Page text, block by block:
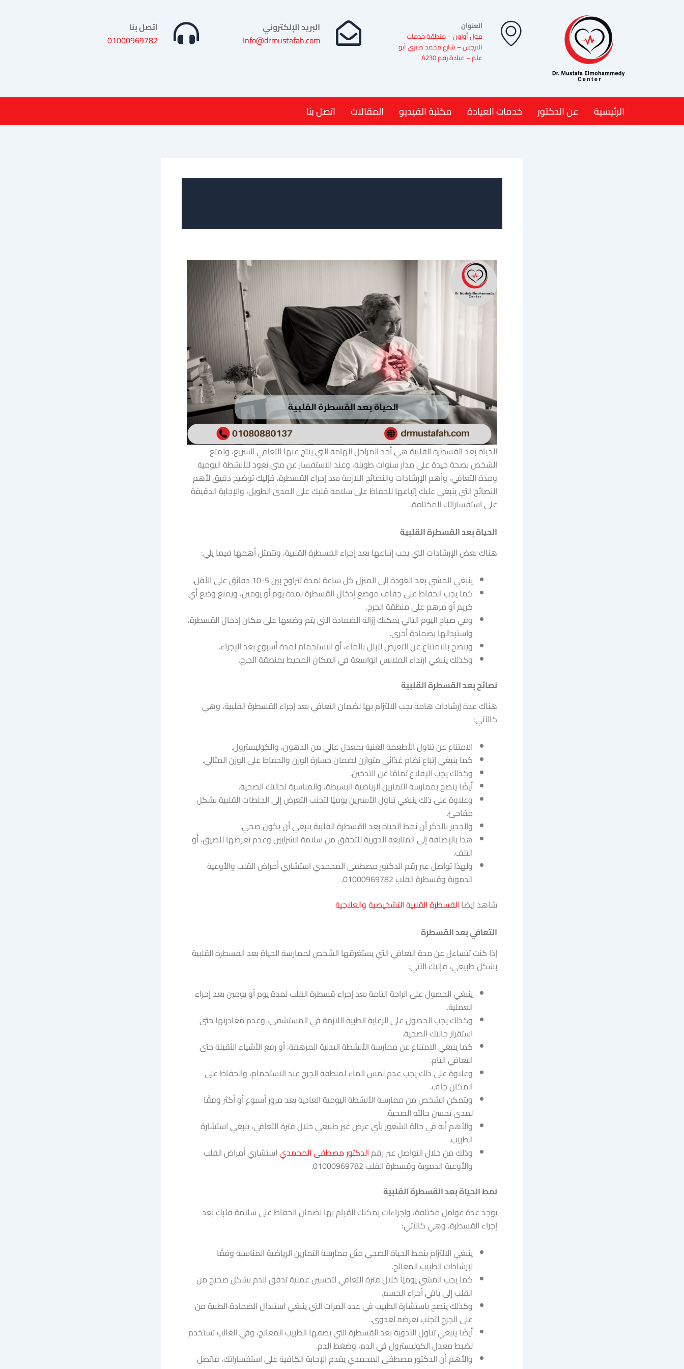
العنوان
مول أوزون – منطقة خدمات
النرجس – شارع محمد صبري أبو
علم – عيادة رقم A230
البريد الإلكتروني
Info@drmustafah.com
اتصل بنا
01000969782
الرئيسية عن الدكتور خدمات العيادة مكتبة الفيديو المقالات اتصل بنا
الحياة بعد القسطرة القلبية هي أحد المراحل الهامة التي ينتج عنها التعافي السريع، وتمتع
الشخص بصحة جيدة على مدار سنوات طويلة، وعند الاستفسار عن متى تعود للأنشطة اليومية
ومدة التعافي، وأهم الإرشادات والنصائح اللازمة بعد إجراء القسطرة، فإليك توضيح دقيق لأهم
النصائح التي ينبغي عليك إتباعها للحفاظ على سلامة قلبك على المدى الطويل، والإجابة الدقيقة
على استفساراتك المختلفة.
الحياة بعد القسطرة القلبية
هناك بعض الإرشادات التي يجب إتباعها بعد إجراء القسطرة القلبية، وتتمثل أهمها فيما يلي:
ينبغي المشي بعد العودة إلى المنزل كل ساعة لمدة تتراوح بين 5-10 دقائق على الأقل.
كما يجب الحفاظ على جفاف موضع إدخال القسطرة لمدة يوم أو يومين، ويمنع وضع أي
كريم أو مرهم على منطقة الجرح.
وفي صباح اليوم التالي يمكنك إزالة الضمادة التي يتم وضعها على مكان إدخال القسطرة،
واستبدالها بضمادة أخرى.
وينصح بالامتناع عن التعرض للبلل بالماء، أو الاستحمام لمدة أسبوع بعد الإجراء.
وكذلك ينبغي ارتداء الملابس الواسعة في المكان المحيط بمنطقة الجرح.
نصائح بعد القسطرة القلبية
هناك عدة إرشادات هامة يجب الالتزام بها لضمان التعافي بعد إجراء القسطرة القلبية، وهي
كالآتي:
الامتناع عن تناول الأطعمة الغنية بمعدل عالي من الدهون، والكوليسترول.
كما ينبغي إتباع نظام غذائي متوازن لضمان خسارة الوزن والحفاظ على الوزن المثالي.
وكذلك يجب الإقلاع تمامًا عن التدخين.
أيضًا ينصح بممارسة التمارين الرياضية البسيطة، والمناسبة لحالتك الصحية.
وعلاوة على ذلك ينبغي تناول الأسبرين يوميًا لتجنب التعرض إلى الجلطات القلبية بشكل
مفاجئ.
والجدير بالذكر أن نمط الحياة بعد القسطرة القلبية ينبغي أن يكون صحي.
هذا بالإضافة إلى المتابعة الدورية للتحقق من سلامة الشرايين وعدم تعرضها للضيق، أو
التلف.
ولهذا تواصل عبر رقم الدكتور مصطفى المحمدي استشاري أمراض القلب والأوعية
الدموية وقسطرة القلب 01000969782.
شاهد ايضا القسطرة القلبية التشخيصية والعلاجية
التعافي بعد القسطرة
إذا كنت تتساءل عن مدة التعافي التي يستغرقها الشخص لممارسة الحياة بعد القسطرة القلبية
بشكل طبيعي، فإليك الآتي:
ينبغي الحصول على الراحة التامة بعد إجراء قسطرة القلب لمدة يوم أو يومين بعد إجراء
العملية.
وكذلك يجب الحصول على الرعاية الطبية اللازمة في المستشفى، وعدم مغادرتها حتى
استقرار حالتك الصحية.
كما ينبغي الامتناع عن ممارسة الأنشطة البدنية المرهقة، أو رفع الأشياء الثقيلة حتى
التعافي التام.
وعلاوة على ذلك يجب عدم لمس الماء لمنطقة الجرح عند الاستحمام، والحفاظ على
المكان جاف.
ويتمكن الشخص من ممارسة الأنشطة اليومية العادية بعد مرور أسبوع أو أكثر وفقًا
لمدى تحسن حالته الصحية.
والأهم أنه في حالة الشعور بأي عرض غير طبيعي خلال فترة التعافي، ينبغي استشارة
الطبيب.
وذلك من خلال التواصل عبر رقمالدكتور مصطفى المحمدياستشاري أمراض القلب
والأوعية الدموية وقسطرة القلب 01000969782.
نمط الحياة بعد القسطرة القلبية
يوجد عدة عوامل مختلفة، وإجراءات يمكنك القيام بها لضمان الحفاظ على سلامة قلبك بعد
إجراء القسطرة، وهي كالآتي:
ينبغي الالتزام بنمط الحياة الصحي مثل ممارسة التمارين الرياضية المناسبة وفقًا
لإرشادات الطبيب المعالج.
كما يجب المشي يوميًا خلال فترة التعافي لتحسين عملية تدفق الدم بشكل صحيح من
القلب إلى باقي أجزاء الجسم.
وكذلك ينصح باستشارة الطبيب في عدد المرات التي ينبغي استبدال الضمادة الطبية من
على الجرح لتجنب تعرضه لعدوى.
أيضًا ينبغي تناول الأدوية بعد القسطرة التي يصفها الطبيب المعالج، وفي الغالب تستخدم
لضبط معدل الكوليسترول في الدم، وضغط الدم.
والأهم أن الدكتور مصطفى المحمدي يقدم الإجابة الكافية على استفساراتك، فاتصل